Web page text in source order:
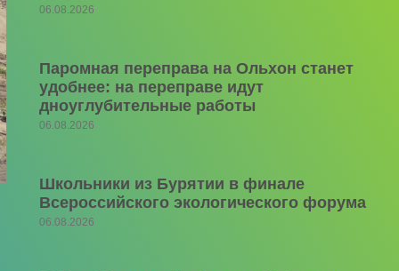
06.08.2026
Паромная переправа на Ольхон станет
удобнее: на переправе идут
дноуглубительные работы
06.08.2026
Школьники из Бурятии в финале
Всероссийского экологического форума
06.08.2026